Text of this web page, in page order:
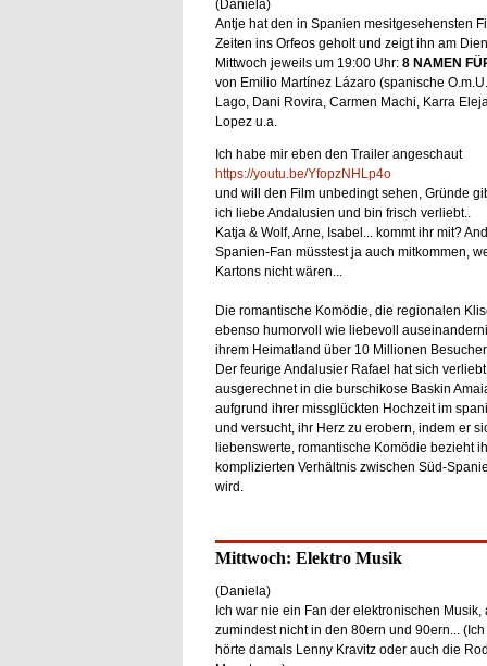
(Daniela)
Antje hat den in Spanien mesitgesehensten
Zeiten ins Orfeos geholt und zeigt ihn am
Mittwoch jeweils um 19:00 Uhr: 8 NAMEN
von Emilio Martínez Lázaro (spanische
Lago, Dani Rovira, Carmen Machi, Karra
Lopez u.a.
Ich habe mir eben den Trailer angeschaut
https://youtu.be/YfopzNHLp4o
und will den Film unbedingt sehen, Gründe
ich liebe Andalusien und bin frisch verliebt..
Katja & Wolf, Arne, Isabel... kommt ihr mit?
Spanien-Fan müsstest ja auch mitkommen,
Kartons nicht wären...
Die romantische Komödie, die regionalen
ebenso humorvoll wie liebevoll
ihrem Heimatland über 10 Millionen
Der feurige Andalusier Rafael hat sich
ausgerechnet in die burschikose Baskin
aufgrund ihrer missglückten Hochzeit im
und versucht, ihr Herz zu erobern, indem er
liebenswerte, romantische Komödie bezieht
komplizierten Verhältnis zwischen Süd-
wird.
Mittwoch: Elektro Musik
(Daniela)
Ich war nie ein Fan der elektronischen Musik,
zumindest nicht in den 80ern und 90ern...
hörte damals Lenny Kravitz oder auch die